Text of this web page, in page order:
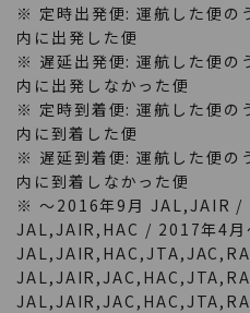
※ 定時出発便: 運航した便の
内に出発した便
※ 遅延出発便: 運航した便の
内に出発しなかった便
※ 定時到着便: 運航した便の
内に到着した便
※ 遅延到着便: 運航した便の
内に到着しなかった便
※ ～2016年9月 JAL,JAIR /
JAL,JAIR,HAC / 2017年4月